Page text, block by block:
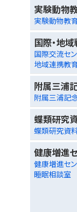
実験動物
実験動物教
国際・地
国際交流セ
地域連携教
附属三浦
附属三浦記
蝶類研究
蝶類研究資
健康増進
健康増進セ
睡眠相談室